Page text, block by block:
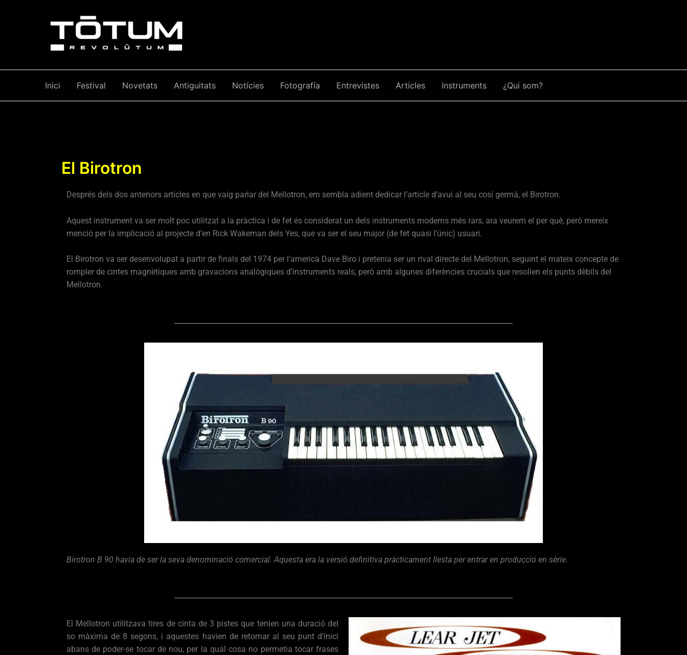
Inici Festival Novetats Antiguitats Notícies Fotografía Entrevistes Articles Instruments ¿Qui som?
El Birotron
Després dels dos anteriors articles en que vaig parlar del Mellotron, em sembla adient dedicar l’article d’avui al seu cosí germà, el Birotron.
Aquest instrument va ser molt poc utilitzat a la pràctica i de fet és considerat un dels instruments moderns més rars, ara veurem el per què, però mereix
menció per la implicació al projecte d’en Rick Wakeman dels Yes, que va ser el seu major (de fet quasi l’únic) usuari.
El Birotron va ser desenvolupat a partir de finals del 1974 per l’americà Dave Biro i pretenia ser un rival directe del Mellotron, seguint el mateix concepte de
rompler de cintes magnètiques amb gravacions analògiques d’instruments reals, però amb algunes diferències crucials que resolien els punts dèbils del
Mellotron.
Birotron B 90 havia de ser la seva denominació comercial. Aquesta era la versió definitiva pràcticament llesta per entrar en producció en sèrie.
El Mellotron utilitzava tires de cinta de 3 pistes que tenien una duració del
so màxima de 8 segons, i aquestes havien de retornar al seu punt d’inici
abans de poder-se tocar de nou, per la qual cosa no permetia tocar frases
navigation